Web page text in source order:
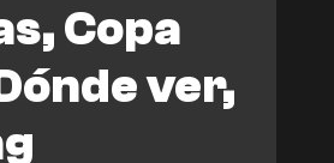
Copa
ver,